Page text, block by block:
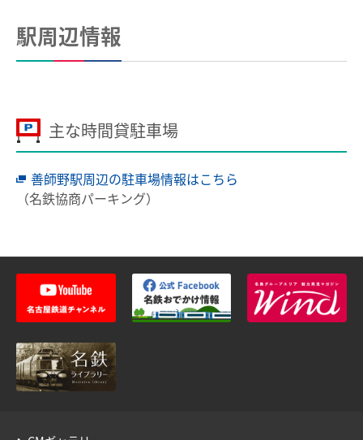
お買い物で使う
ポイントサービス
紛失したとき
券面文字が見えにくくなったとき
manacaのQ＆A
約款／manacaご利用ガイド
駅周辺情報
主な時間貸駐車場
善師野駅周辺の駐車場情報はこちら
（名鉄協商パーキング）